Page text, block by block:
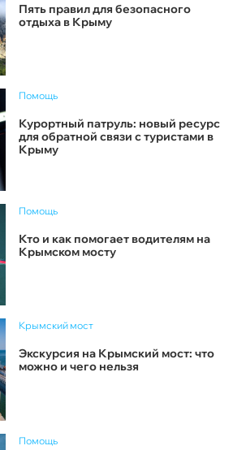
Пять правил для безопасного
отдыха в Крыму
Помощь
Курортный патруль: новый ресурс
для обратной связи с туристами в
Крыму
Помощь
Кто и как помогает водителям на
Крымском мосту
Крымский мост
Экскурсия на Крымский мост: что
можно и чего нельзя
Помощь